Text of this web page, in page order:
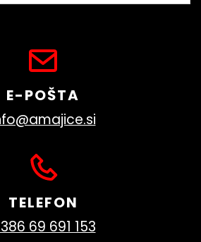
E-POŠTA
TELEFON
69 691 153